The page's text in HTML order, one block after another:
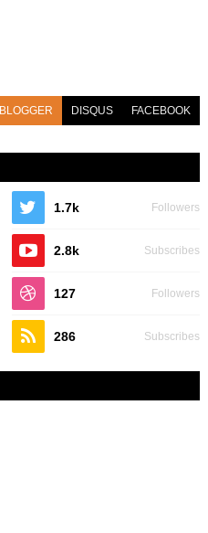
BLOGGER DISQUS FACEBOOK
1.7k Followers
2.8k Subscribes
127 Followers
286 Subscribes